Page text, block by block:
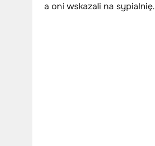
a oni wskazali na sypialnię.